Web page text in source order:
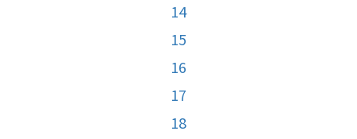
14
15
16
17
18